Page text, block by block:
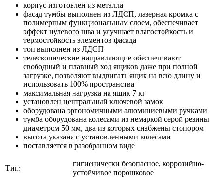
корпус изготовлен из металла
фасад тумбы выполнен из ЛДСП, лазерная кромка с
полимерным функциональным слоем, обеспечивает
эффект нулевого шва и улучшает влагостойкость и
термостойкость элементов фасада
топ выполнен из ЛДСП
телескопические направляющие обеспечивают
свободный и плавный ход ящиков даже при полной
загрузке, позволяют выдвигать ящик на всю длину и
использовать 100% пространства
максимальная нагрузка на ящик 7 кг
установлен центральный ключевой замок
оборудована эргономичными алюминиевыми ручками
тумба оборудована колесами из немаркой серой резины
диаметром 50 мм, два из которых снабжены стопором
высота указана с установленными колесами
поставляется в разобранном виде
Тип:
гигиенически безопасное, коррозийно-
устойчивое порошковое